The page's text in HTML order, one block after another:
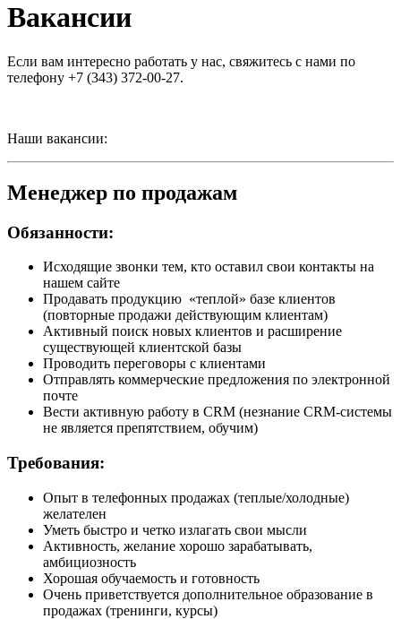
Вакансии
Если вам интересно работать у нас, свяжитесь с нами по
телефону +7 (343) 372-00-27.
Наши вакансии:
Менеджер по продажам
Обязанности:
Исходящие звонки тем, кто оставил свои контакты на
нашем сайте
Продавать продукцию «теплой» базе клиентов
(повторные продажи действующим клиентам)
Активный поиск новых клиентов и расширение
существующей клиентской базы
Проводить переговоры с клиентами
Отправлять коммерческие предложения по электронной
почте
Вести активную работу в CRM (незнание CRM-системы
не является препятствием, обучим)
Требования:
Опыт в телефонных продажах (теплые/холодные)
желателен
Уметь быстро и четко излагать свои мысли
Активность, желание хорошо зарабатывать,
амбициозность
Хорошая обучаемость и готовность
Очень приветствуется дополнительное образование в
продажах (тренинги, курсы)